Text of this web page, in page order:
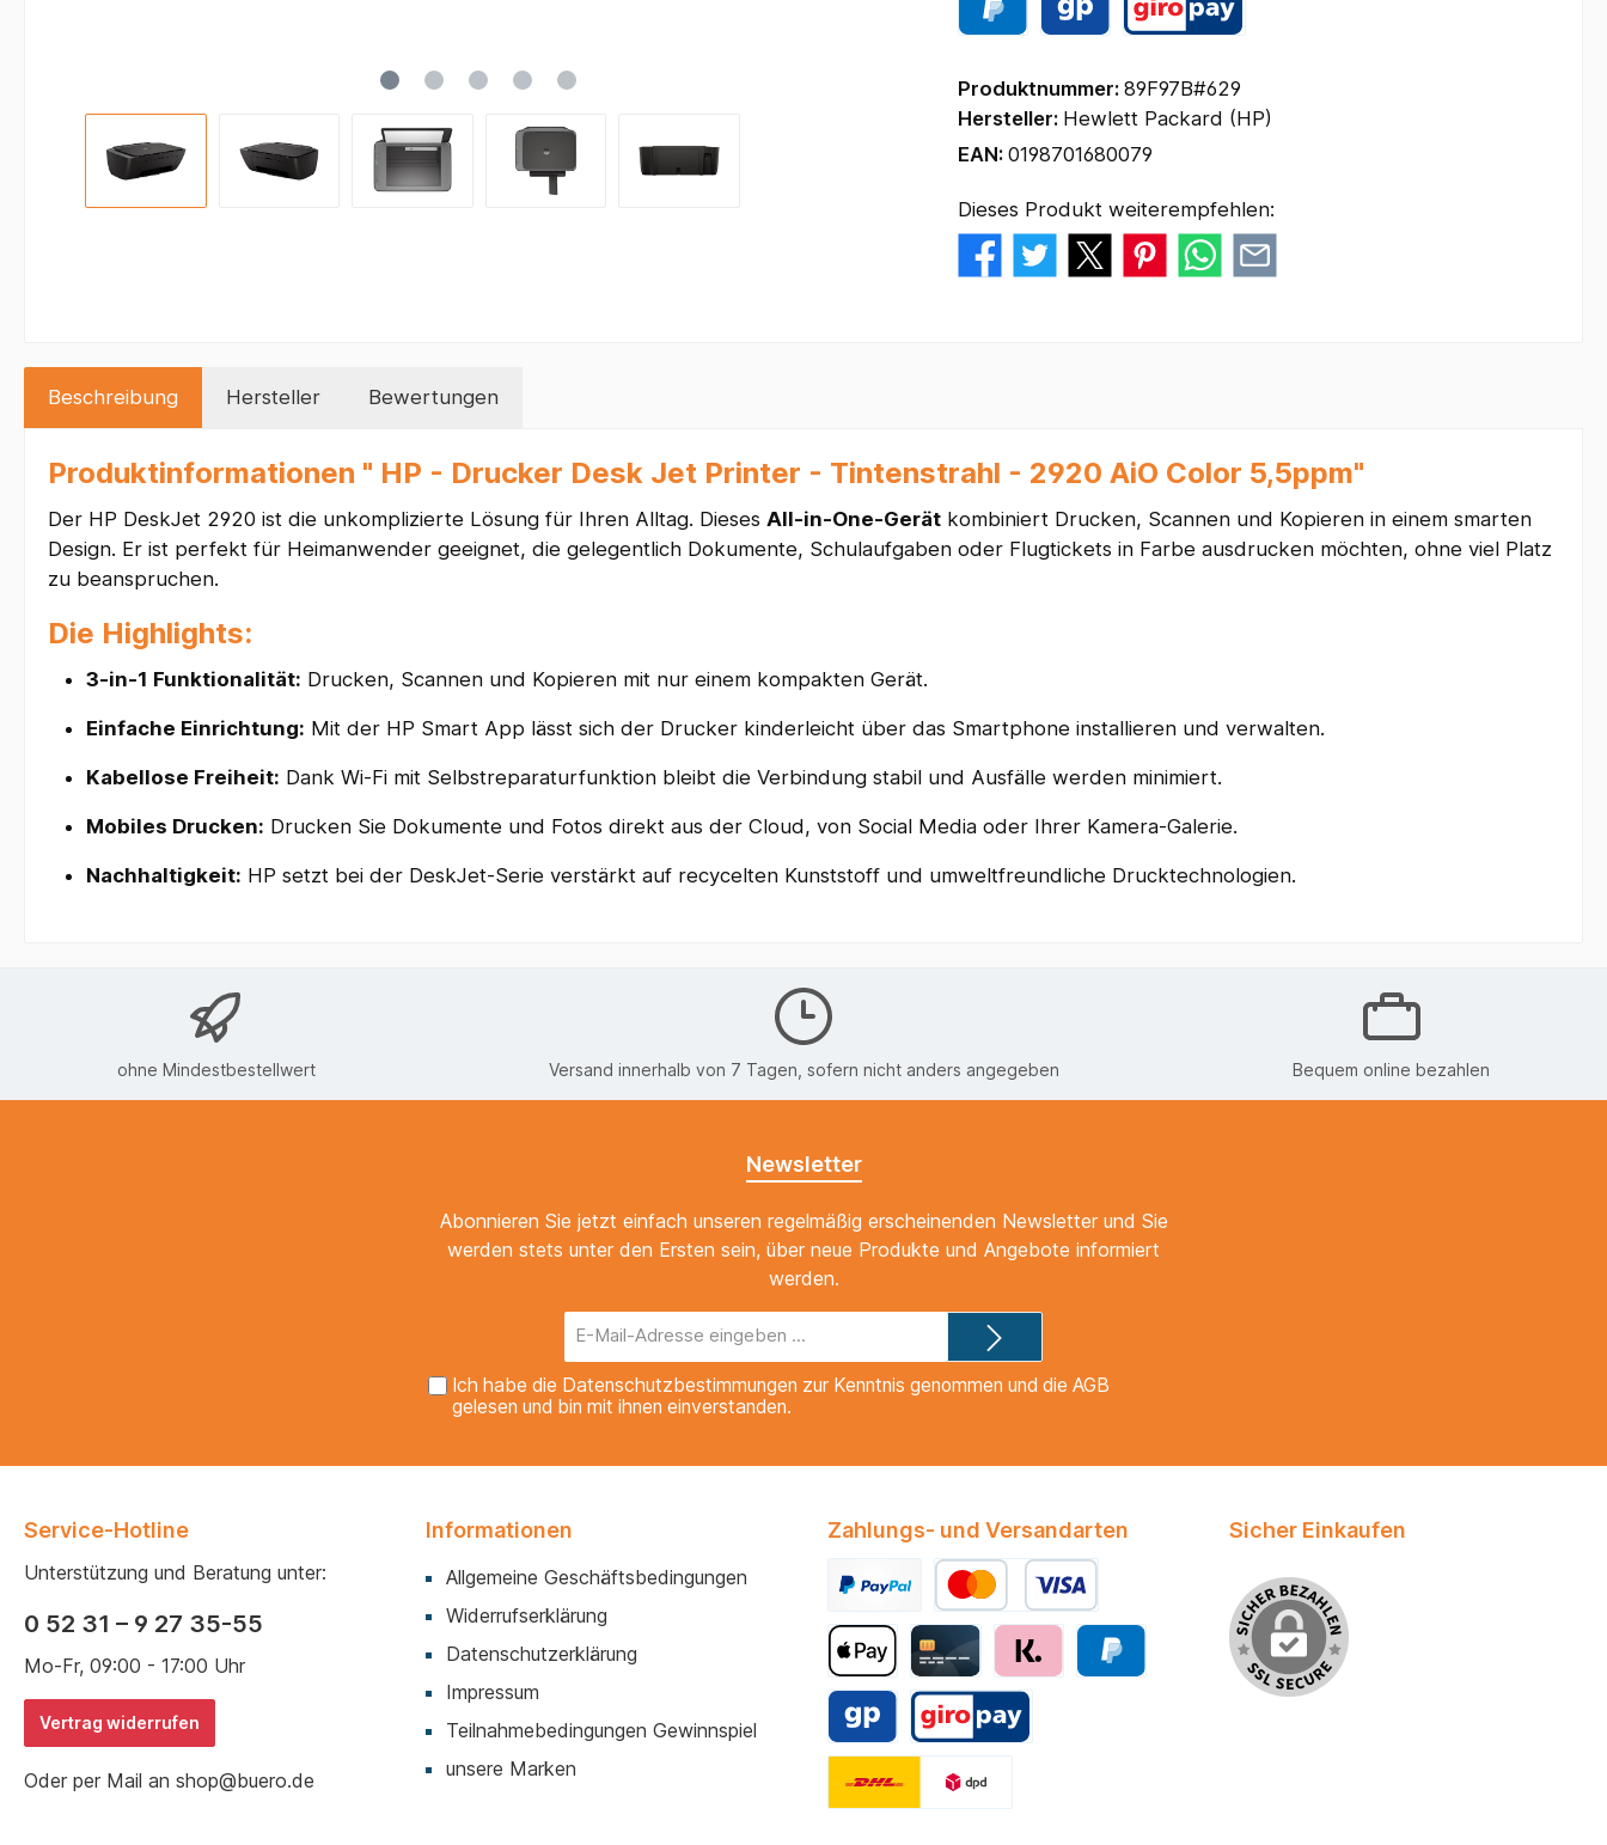
Produktnummer: 89F97B#629
Hersteller: Hewlett Packard (HP)
EAN: 0198701680079
Dieses Produkt weiterempfehlen:
Beschreibung Hersteller Bewertungen
Produktinformationen " HP - Drucker Desk Jet Printer - Tintenstrahl - 2920 AiO Color 5,5ppm"
Der HP DeskJet 2920 ist die unkomplizierte Lösung für Ihren Alltag. Dieses All-in-One-Gerät kombiniert Drucken, Scannen und Kopieren in einem smarten
Design. Er ist perfekt für Heimanwender geeignet, die gelegentlich Dokumente, Schulaufgaben oder Flugtickets in Farbe ausdrucken möchten, ohne viel Platz
zu beanspruchen.
Die Highlights:
3-in-1 Funktionalität: Drucken, Scannen und Kopieren mit nur einem kompakten Gerät.
Einfache Einrichtung: Mit der HP Smart App lässt sich der Drucker kinderleicht über das Smartphone installieren und verwalten.
Kabellose Freiheit: Dank Wi-Fi mit Selbstreparaturfunktion bleibt die Verbindung stabil und Ausfälle werden minimiert.
Mobiles Drucken: Drucken Sie Dokumente und Fotos direkt aus der Cloud, von Social Media oder Ihrer Kamera-Galerie.
Nachhaltigkeit: HP setzt bei der DeskJet-Serie verstärkt auf recycelten Kunststoff und umweltfreundliche Drucktechnologien.
ohne Mindestbestellwert Versand innerhalb von 7 Tagen, sofern nicht anders angegeben Bequem online bezahlen
Newsletter
Abonnieren Sie jetzt einfach unseren regelmäßig erscheinenden Newsletter und Sie
werden stets unter den Ersten sein, über neue Produkte und Angebote informiert
werden.
Mail-
Adresse*
Ich habe die Datenschutzbestimmungen zur Kenntnis genommen und die AGB
gelesen und bin mit ihnen einverstanden.
Service-Hotline
Unterstützung und Beratung unter:
0 52 31 – 9 27 35-55
Mo-Fr, 09:00 - 17:00 Uhr
Vertrag widerrufen
Oder per Mail an shop@buero.de
Informationen
Allgemeine Geschäftsbedingungen
Widerrufserklärung
Datenschutzerklärung
Impressum
Teilnahmebedingungen Gewinnspiel
unsere Marken
Zahlungs- und Versandarten Sicher Einkaufen